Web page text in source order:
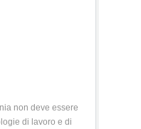
non deve essere
di lavoro e di